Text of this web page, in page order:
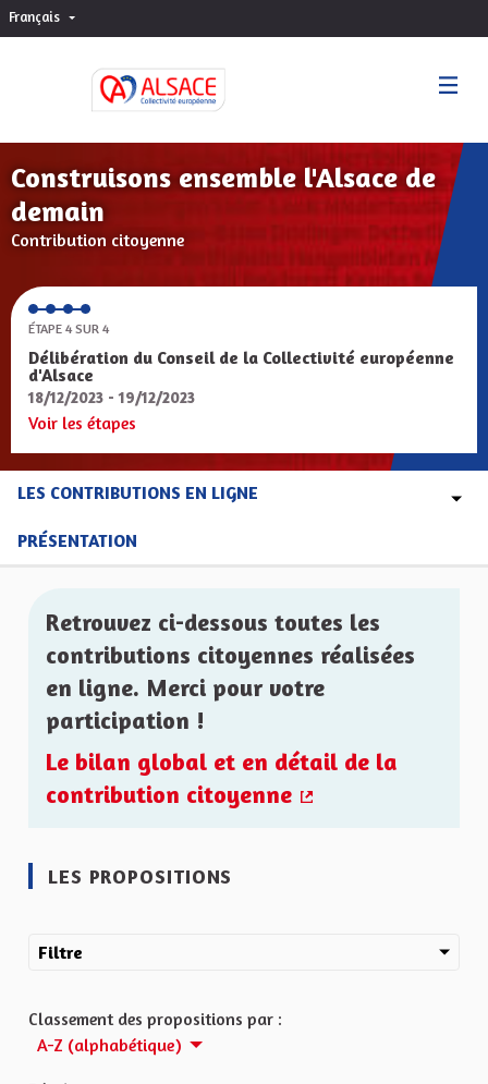
Français Choisir la langue
Construisons ensemble l'Alsace de
demain
Contribution citoyenne
ÉTAPE 4 SUR 4
Délibération du Conseil de la Collectivité européenne
d'Alsace
18/12/2023 - 19/12/2023
Voir les étapes
LES CONTRIBUTIONS EN LIGNE
PRÉSENTATION
Retrouvez ci-dessous toutes les
contributions citoyennes réalisées
en ligne. Merci pour votre
participation !
Le bilan global et en détail de la
contribution citoyenne
LES PROPOSITIONS
Filtre
Classement des propositions par :
A-Z (alphabétique)